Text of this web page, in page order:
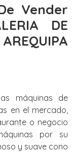
Vender
DE
máquinas de
en el mercado,
o negocio
por su
y suave cono